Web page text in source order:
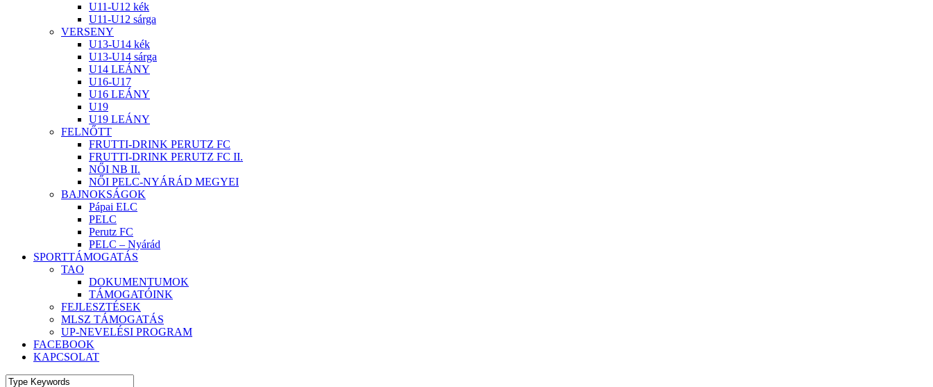
U11-U12 kék
U11-U12 sárga
VERSENY
U13-U14 kék
U13-U14 sárga
U14 LEÁNY
U16-U17
U16 LEÁNY
U19
U19 LEÁNY
FELNŐTT
FRUTTI-DRINK PERUTZ FC
FRUTTI-DRINK PERUTZ FC II.
NŐI NB II.
NŐI PELC-NYÁRÁD MEGYEI
BAJNOKSÁGOK
Pápai ELC
PELC
Perutz FC
PELC – Nyárád
SPORTTÁMOGATÁS
TAO
DOKUMENTUMOK
TÁMOGATÓINK
FEJLESZTÉSEK
MLSZ TÁMOGATÁS
UP-NEVELÉSI PROGRAM
FACEBOOK
KAPCSOLAT